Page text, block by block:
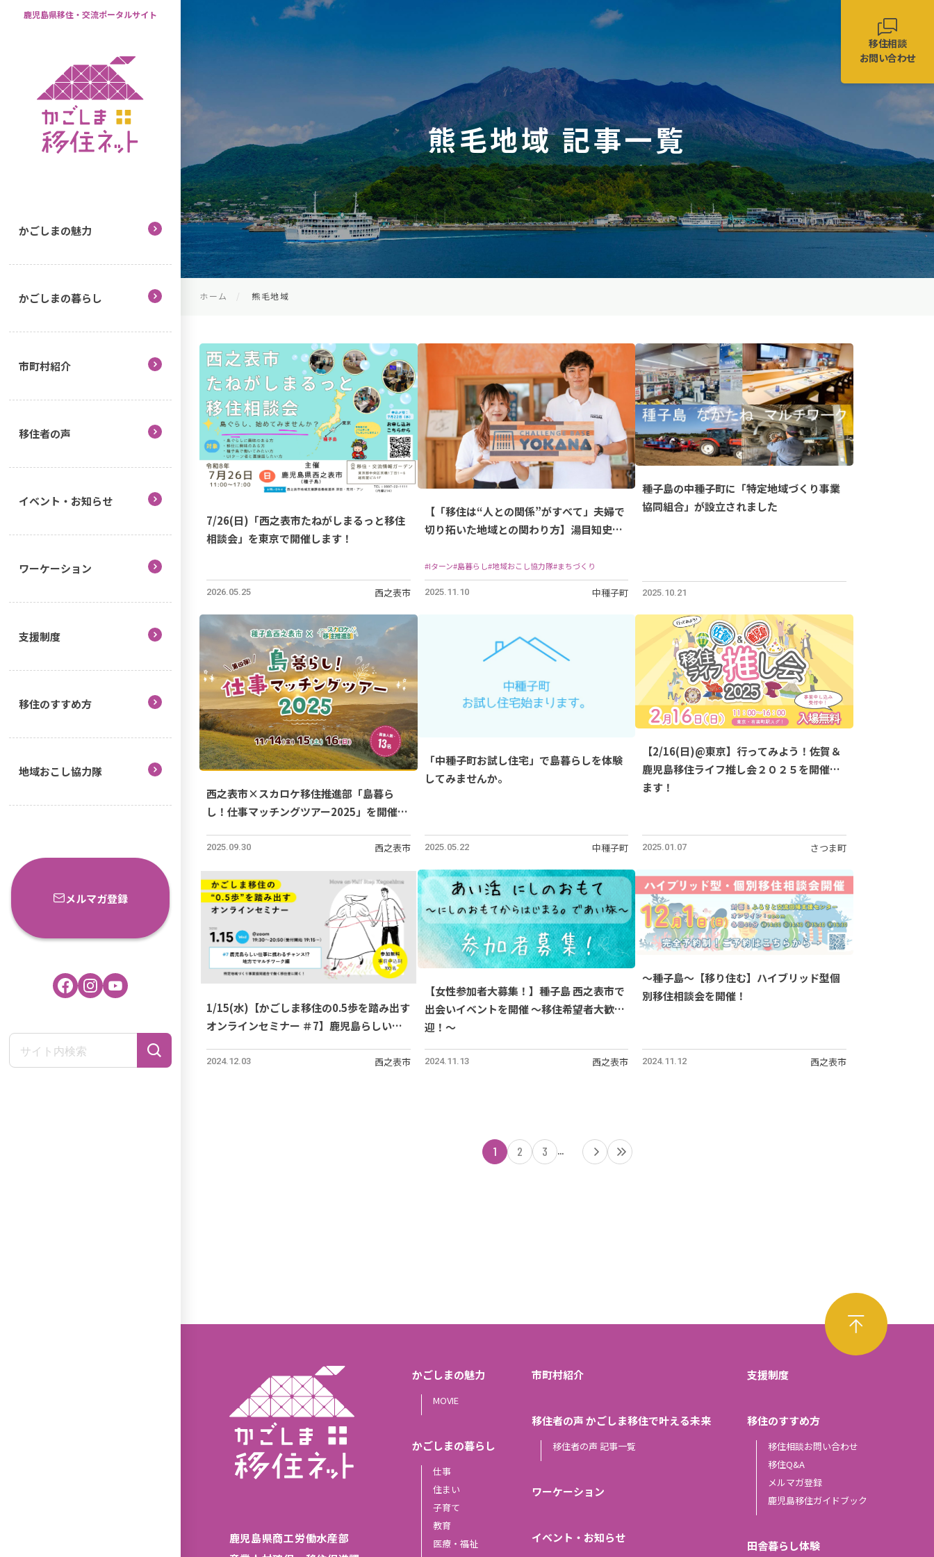
移住相談
お問い合わせ
鹿児島県移住・交流ポータルサイト
かごしまの魅力
かごしまの暮らし
市町村紹介
移住者の声
イベント・お知らせ
ワーケーション
支援制度
移住のすすめ方
地域おこし協力隊
メルマガ登録
熊毛地域 記事一覧
ホーム 熊毛地域
7/26(日)「西之表市たねがしまるっと移住
相談会」を東京で開催します！
2026.05.25 西之表市
【「移住は“人との関係”がすべて」夫婦で
切り拓いた地域との関わり方】湯目知史さ
町に移住
#Iターン#島暮らし#地域おこし協力隊#まちづくり
2025.11.10 中種子町
種子島の中種子町に「特定地域づくり事業
協同組合」が設立されました
2025.10.21
西之表市×スカロケ移住推進部「島暮ら
し！仕事マッチングツアー2025」を開催
2025.09.30 西之表市
「中種子町お試し住宅」で島暮らしを体験
してみませんか。
2025.05.22 中種子町
【2/16(日)@東京】行ってみよう！佐賀＆
鹿児島移住ライフ推し会２０２５を開催し
ます！
2025.01.07 さつま町
1/15(水)【かごしま移住の0.5歩を踏み出す
オンラインセミナー ＃7】鹿児島らしい仕
ク 編
2024.12.03 西之表市
【女性参加者大募集！】種子島 西之表市で
出会いイベントを開催 ～移住希望者大歓
迎！～
2024.11.13 西之表市
～種子島～【移り住む】ハイブリッド型個
別移住相談会を開催！
2024.11.12 西之表市
1 2 3 ...
鹿児島県商工労働水産部
かごしまの魅力
MOVIE
かごしまの暮らし
仕事
住まい
子育て
教育
医療・福祉
市町村紹介
移住者の声 かごしま移住で叶える未来
移住者の声 記事一覧
ワーケーション
イベント・お知らせ
支援制度
移住のすすめ方
移住相談お問い合わせ
移住Q&A
メルマガ登録
鹿児島移住ガイドブック
田舎暮らし体験